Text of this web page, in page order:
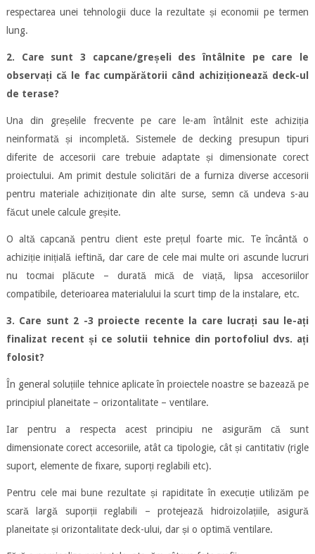
respectarea unei tehnologii duce la rezultate și economii pe termen
lung.
2. Care sunt 3 capcane/greșeli des întâlnite pe care le
observați că le fac cumpărătorii când achiziționează deck-ul
de terase?
Una din greșelile frecvente pe care le-am întâlnit este achiziția
neinformată și incompletă. Sistemele de decking presupun tipuri
diferite de accesorii care trebuie adaptate și dimensionate corect
proiectului. Am primit destule solicitări de a furniza diverse accesorii
pentru materiale achiziționate din alte surse, semn că undeva s-au
făcut unele calcule greșite.
O altă capcană pentru client este prețul foarte mic. Te încântă o
achiziție inițială ieftină, dar care de cele mai multe ori ascunde lucruri
nu tocmai plăcute – durată mică de viață, lipsa accesoriilor
compatibile, deterioarea materialului la scurt timp de la instalare, etc.
3. Care sunt 2 -3 proiecte recente la care lucrați sau le-ați
finalizat recent și ce solutii tehnice din portofoliul dvs. ați
folosit?
În general soluțiile tehnice aplicate în proiectele noastre se bazează pe
principiul planeitate – orizontalitate – ventilare.
Iar pentru a respecta acest principiu ne asigurăm că sunt
dimensionate corect accesoriile, atât ca tipologie, cât și cantitativ (rigle
suport, elemente de fixare, suporți reglabili etc).
Pentru cele mai bune rezultate și rapiditate în execuție utilizăm pe
scară largă suporții reglabili – protejează hidroizolațiile, asigură
planeitate și orizontalitate deck-ului, dar și o optimă ventilare.